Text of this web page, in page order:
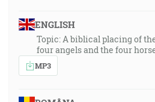
ENGLISH
Topic: A biblical placing of
four angels and the four
MP3